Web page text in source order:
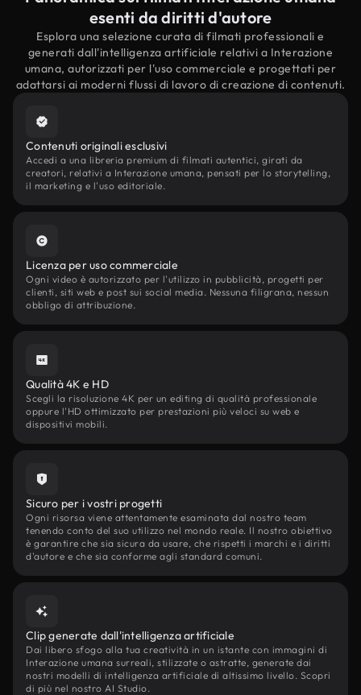
esenti da diritti d'autore
Esplora una selezione curata di filmati professionali e
generati dall'intelligenza artificiale relativi a Interazione
umana, autorizzati per l'uso commerciale e progettati per
adattarsi ai moderni flussi di lavoro di creazione di contenuti.
Contenuti originali esclusivi
Accedi a una libreria premium di filmati autentici, girati da
creatori, relativi a Interazione umana, pensati per lo storytelling,
il marketing e l'uso editoriale.
Licenza per uso commerciale
Ogni video è autorizzato per l'utilizzo in pubblicità, progetti per
clienti, siti web e post sui social media. Nessuna filigrana, nessun
obbligo di attribuzione.
Qualità 4K e HD
Scegli la risoluzione 4K per un editing di qualità professionale
oppure l'HD ottimizzato per prestazioni più veloci su web e
dispositivi mobili.
Sicuro per i vostri progetti
Ogni risorsa viene attentamente esaminata dal nostro team
tenendo conto del suo utilizzo nel mondo reale. Il nostro obiettivo
è garantire che sia sicura da usare, che rispetti i marchi e i diritti
d'autore e che sia conforme agli standard comuni.
Clip generate dall'intelligenza artificiale
Dai libero sfogo alla tua creatività in un istante con immagini di
Interazione umana surreali, stilizzate o astratte, generate dai
nostri modelli di intelligenza artificiale di altissimo livello. Scopri
di più nel nostro AI Studio.